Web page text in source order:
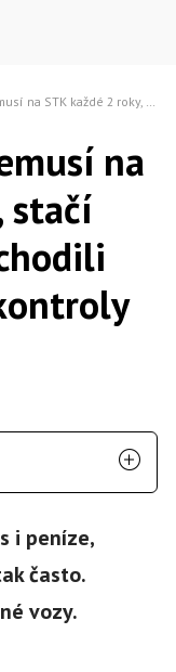
každých 5 let. Nechodili jste náhodou na kontroly zbytečně?
na
stačí
i peníze,
často.
vozy.